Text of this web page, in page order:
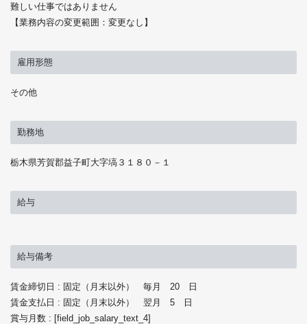
難しい仕事ではありません
【業務内容の変更範囲：変更なし】
雇用形態
その他
勤務地
栃木県芳賀郡益子町大字塙３１８０－１
給与
給与備考
賃金締切日 : 固定（月末以外） 毎月 20 日
賃金支払日 : 固定（月末以外） 翌月 5 日
賞与月数 : [field_job_salary_text_4]